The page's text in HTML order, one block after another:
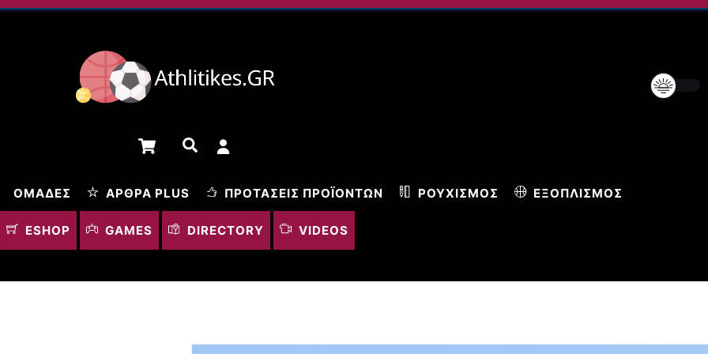
Cart Αναζήτηση
ΟΜΆΔΕΣ ΆΡΘΡΑ PLUS ΠΡΟΤΆΣΕΙΣ ΠΡΟΪΌΝΤΩΝ ΡΟΥΧΙΣΜΌΣ ΕΞΟΠΛΙΣΜΌΣ
ESHOP GAMES DIRECTORY VIDEOS